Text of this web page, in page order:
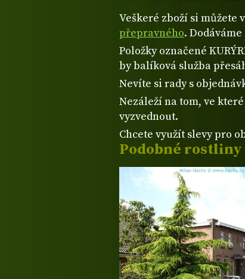
Podobné rostliny
Veškeré zboží si můžete
přepravného.
Položky označené
by balíková služba
Nevíte si rady s
Nezáleží na tom, ve
vyzvednout.
Chcete využít slevy pro